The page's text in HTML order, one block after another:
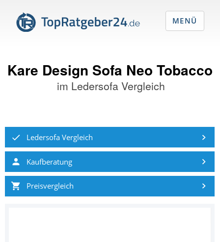
Kare Design Sofa Neo Tobacco
im Ledersofa Vergleich
Ledersofa Vergleich
Kaufberatung
Preisvergleich
MENÜ